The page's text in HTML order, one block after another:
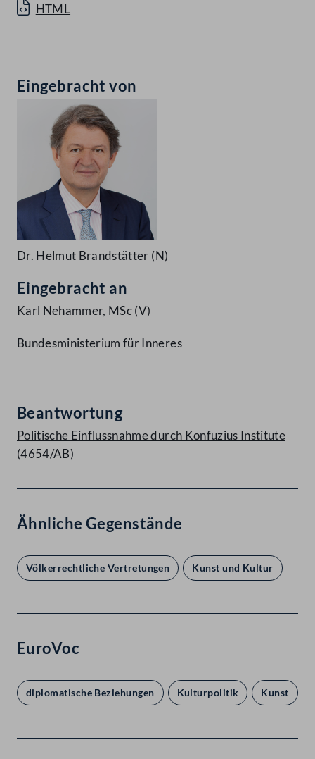
HTML
Eingebracht von
Dr. Helmut Brandstätter (N)
Eingebracht an
Karl Nehammer, MSc(V)
Bundesministerium für Inneres
Beantwortung
Politische Einflussnahme durch Konfuzius Institute
(4654/AB)
Ähnliche Gegenstände
Völkerrechtliche Vertretungen Kunst und Kultur
EuroVoc
diplomatische Beziehungen Kulturpolitik Kunst